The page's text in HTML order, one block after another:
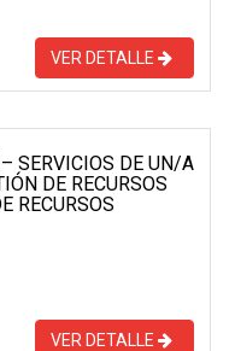
VER DETALLE
SERVICIOS DE UN/A
DE RECURSOS
RECURSOS
VER DETALLE